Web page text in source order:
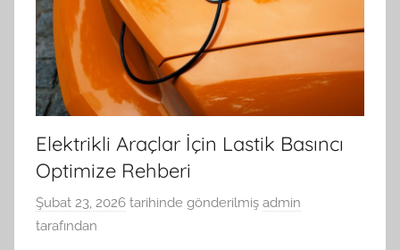
Elektrikli Araçlar İçin Lastik Basıncı
Optimize Rehberi
Şubat 23, 2026 tarihinde gönderilmiş admin
tarafından